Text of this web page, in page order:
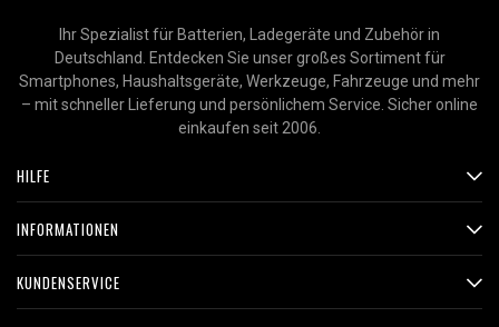
Ihr Spezialist für Batterien, Ladegeräte und Zubehör in
Deutschland. Entdecken Sie unser großes Sortiment für
Smartphones, Haushaltsgeräte, Werkzeuge, Fahrzeuge und mehr
– mit schneller Lieferung und persönlichem Service. Sicher online
einkaufen seit 2006.
HILFE
INFORMATIONEN
KUNDENSERVICE